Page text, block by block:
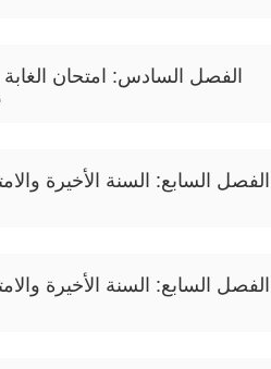
الفصل السادس: امتحان الغابة
الفصل السابع: السنة الأخيرة
الفصل السابع: السنة الأخيرة